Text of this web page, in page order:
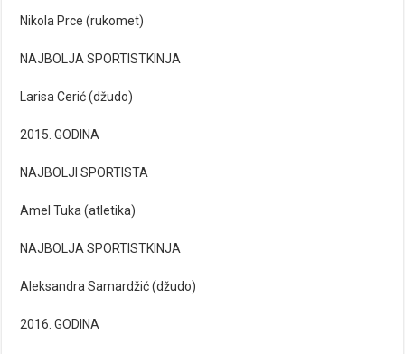
Nikola Prce (rukomet)
NAJBOLJA SPORTISTKINJA
Larisa Cerić (džudo)
2015. GODINA
NAJBOLJI SPORTISTA
Amel Tuka (atletika)
NAJBOLJA SPORTISTKINJA
Aleksandra Samardžić (džudo)
2016. GODINA